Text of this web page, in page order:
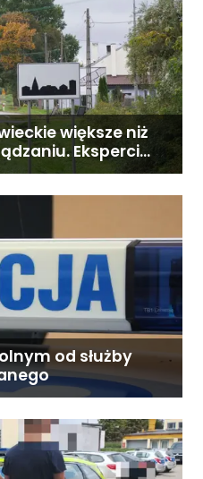
większe niż
Eksperci
Polski
od służby